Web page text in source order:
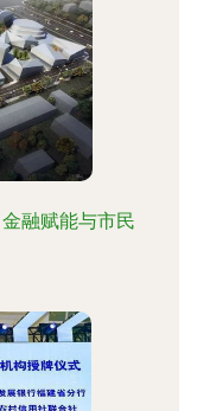
融赋能与市民